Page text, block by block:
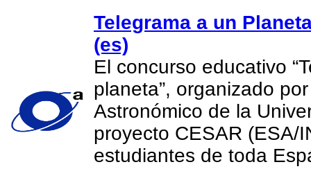
Telegrama a un
(es)
El concurso educativo
planeta”, organizado
Astronómico de la
proyecto CESAR (ESA/
estudiantes de toda